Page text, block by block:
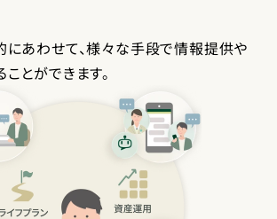
にあわせて、様々な手段で情報提供や
とができます。